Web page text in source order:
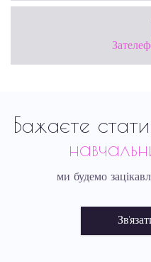
Бажаєте стати
ми будемо